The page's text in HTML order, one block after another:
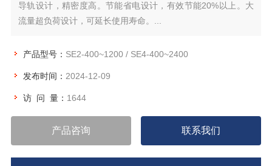
导轨设计，精密度高。节能省电设计，有效节能20%以上。大
流量超负荷设计，可延长使用寿命。...
产品型号： SE2-400~1200 / SE4-400~2400
发布时间： 2024-12-09
访 问 量： 1644
产品咨询 联系我们